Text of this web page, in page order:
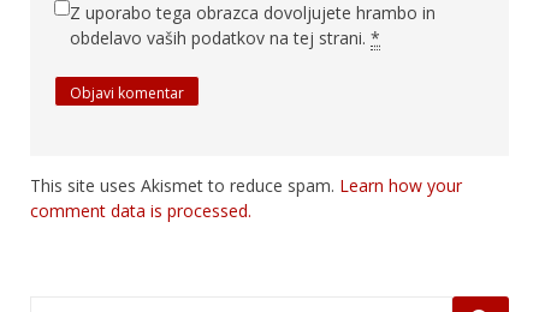
Z uporabo tega obrazca dovoljujete hrambo in
obdelavo vaših podatkov na tej strani. *
This site uses Akismet to reduce spam. Learn how your
comment data is processed.